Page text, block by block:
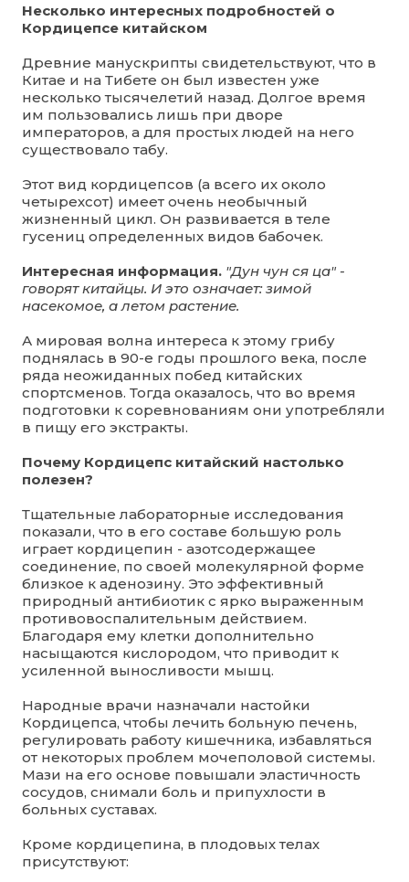
Несколько интересных подробностей о
Кордицепсе китайском
Древние манускрипты свидетельствуют, что в
Китае и на Тибете он был известен уже
несколько тысячелетий назад. Долгое время
им пользовались лишь при дворе
императоров, а для простых людей на него
существовало табу.
Этот вид кордицепсов (а всего их около
четырехсот) имеет очень необычный
жизненный цикл. Он развивается в теле
гусениц определенных видов бабочек.
Интересная информация. "Дун чун ся ца" -
говорят китайцы. И это означает: зимой
насекомое, а летом растение.
А мировая волна интереса к этому грибу
поднялась в 90-е годы прошлого века, после
ряда неожиданных побед китайских
спортсменов. Тогда оказалось, что во время
подготовки к соревнованиям они употребляли
в пищу его экстракты.
Почему Кордицепс китайский настолько
полезен?
Тщательные лабораторные исследования
показали, что в его составе большую роль
играет кордицепин - азотсодержащее
соединение, по своей молекулярной форме
близкое к аденозину. Это эффективный
природный антибиотик с ярко выраженным
противовоспалительным действием.
Благодаря ему клетки дополнительно
насыщаются кислородом, что приводит к
усиленной выносливости мышц.
Народные врачи назначали настойки
Кордицепса, чтобы лечить больную печень,
регулировать работу кишечника, избавляться
от некоторых проблем мочеполовой системы.
Мази на его основе повышали эластичность
сосудов, снимали боль и припухлости в
больных суставах.
Кроме кордицепина, в плодовых телах
присутствуют: